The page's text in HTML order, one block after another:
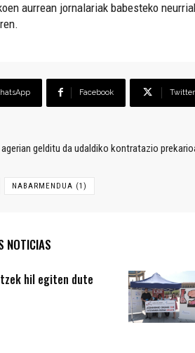
aurrean jornalariak babesteko
Facebook Twitter
gelditu da udaldiko kontratazio
NABARMENDUA (1)
NOTICIAS
hil egiten dute